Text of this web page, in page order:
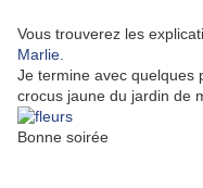
Vous trouverez les
Marlie.
Je termine avec
crocus jaune du jardin de
Bonne soirée